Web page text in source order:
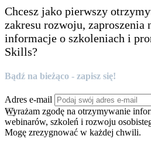
Chcesz jako pierwszy
zakresu rozwoju, zaproszenia
informacje o szkoleniach i
Skills?
Bądź na bieżąco - zapisz się!
Adres e-mail
Wyrażam zgodę na otrzymywanie
webinarów, szkoleń i rozwoju
Mogę zrezygnować w każdej chwili.